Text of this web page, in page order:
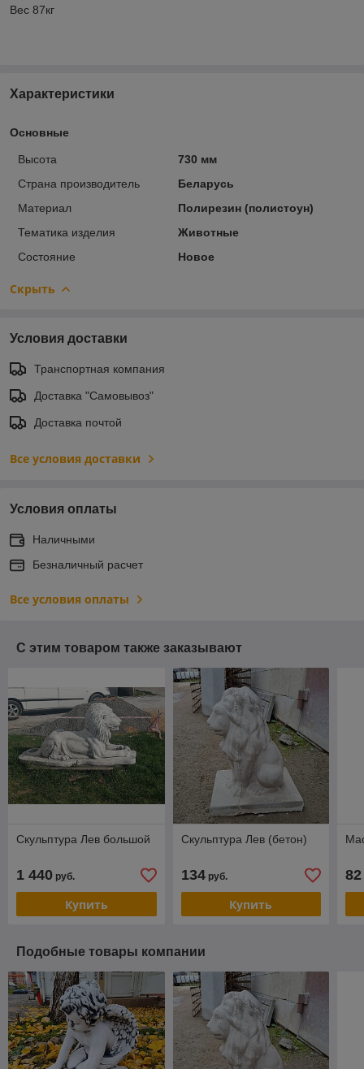
Вес 87кг
Характеристики
Основные
Высота
730 мм
Страна производитель
Беларусь
Материал
Полирезин (полистоун)
Тематика изделия
Животные
Состояние
Новое
Скрыть
Условия доставки
Транспортная компания
Доставка "Самовывоз"
Доставка почтой
Все условия доставки
Условия оплаты
Наличными
Безналичный расчет
Все условия оплаты
С этим товаром также заказывают
Скульптура Лев большой
1 440 руб.
Купить
Скульптура Лев (бетон)
134руб.
Купить
82
Подобные товары компании